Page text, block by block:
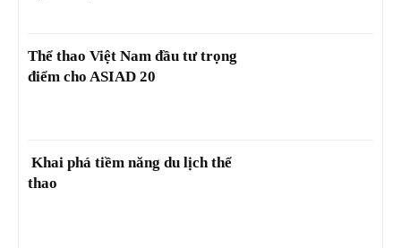
Thể thao Việt Nam đầu tư trọng
điểm cho ASIAD 20
Khai phá tiềm năng du lịch thể
thao